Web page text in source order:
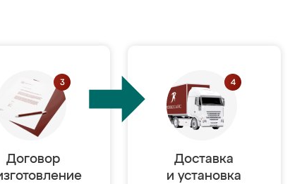
Договор
Доставка
и установка